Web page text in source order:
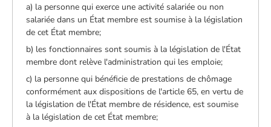
a) la personne qui exerce une activité salariée ou non
salariée dans un État membre est soumise à la législation
de cet État membre;
b) les fonctionnaires sont soumis à la législation de l'État
membre dont relève l'administration qui les emploie;
c) la personne qui bénéficie de prestations de chômage
conformément aux dispositions de l'article 65, en vertu de
la législation de l'État membre de résidence, est soumise
à la législation de cet État membre;